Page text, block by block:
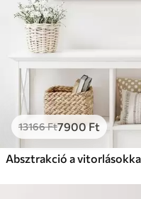
13166Ft7900 Ft